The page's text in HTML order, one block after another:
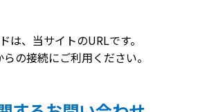
は、当サイトのURLです。
の接続にご利用ください。